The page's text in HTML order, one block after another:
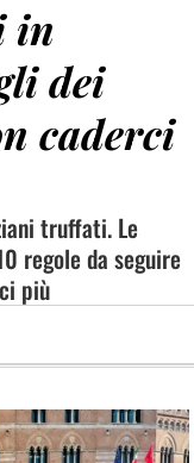
in
dei
caderci
truffati. Le
regole da seguire
più